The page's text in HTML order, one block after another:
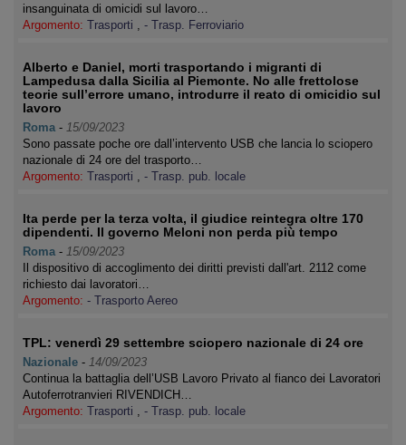
insanguinata di omicidi sul lavoro…
Argomento: Trasporti , - Trasp. Ferroviario
Alberto e Daniel, morti trasportando i migranti di
Lampedusa dalla Sicilia al Piemonte. No alle frettolose
teorie sull’errore umano, introdurre il reato di omicidio sul
lavoro
Roma - 15/09/2023
Sono passate poche ore dall’intervento USB che lancia lo sciopero
nazionale di 24 ore del trasporto…
Argomento: Trasporti , - Trasp. pub. locale
Ita perde per la terza volta, il giudice reintegra oltre 170
dipendenti. Il governo Meloni non perda più tempo
Roma - 15/09/2023
Il dispositivo di accoglimento dei diritti previsti dall'art. 2112 come
richiesto dai lavoratori…
Argomento: - Trasporto Aereo
TPL: venerdì 29 settembre sciopero nazionale di 24 ore
Nazionale - 14/09/2023
Continua la battaglia dell’USB Lavoro Privato al fianco dei Lavoratori
Autoferrotranvieri RIVENDICH…
Argomento: Trasporti , - Trasp. pub. locale